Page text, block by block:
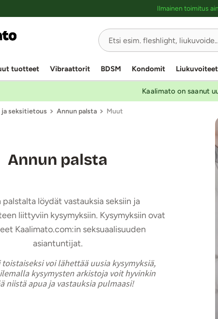
Ilmainen toimitus
tuotteet Vibraattorit BDSM Kondomit Liukuvoiteet
Kaalimato on saanut
ja seksitietous Annun palsta Muut
Annun palsta
palstalta löydät vastauksia seksiin ja
liittyviin kysymyksiin. Kysymyksiin ovat
Kaalimato.com:in seksuaalisuuden
asiantuntijat.
voi lähettää uusia kysymyksiä,
kysymysten arkistoja voit hyvinkin
niistä apua ja vastauksia pulmaasi!